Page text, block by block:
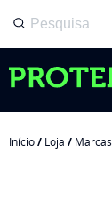
Início/ Loja / Marcas